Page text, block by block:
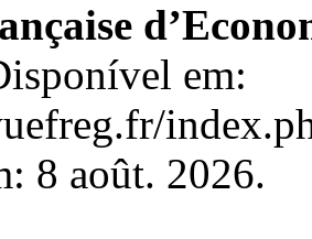
em:
8 août. 2026.